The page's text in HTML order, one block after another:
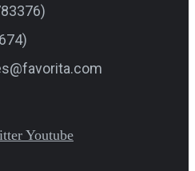
Youtube